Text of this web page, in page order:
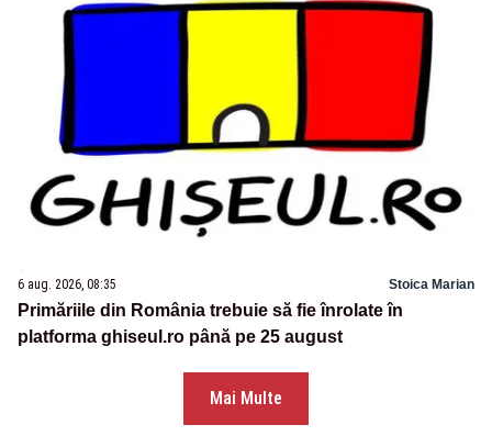
6 aug. 2026, 08:35 Stoica Marian
Primăriile din România trebuie să fie înrolate în
platforma ghiseul.ro până pe 25 august
Mai Multe